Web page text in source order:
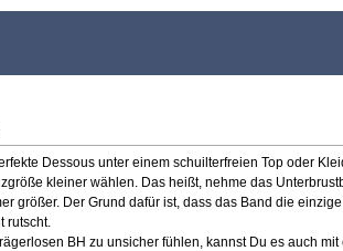
Dessous unter einem schuilterfreien Top oder
kleiner wählen. Das heißt, nehme das
größer. Der Grund dafür ist, dass das Band die
rutscht.
BH zu unsicher fühlen, kannst Du es auch